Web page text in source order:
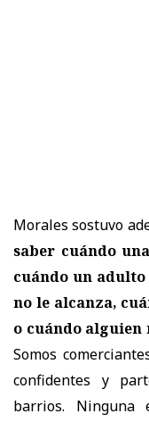
Morales sostuvo
saber cuándo
cuándo un
no le alcanza,
o cuándo alguien
Somos
confidentes y
barrios. Ninguna